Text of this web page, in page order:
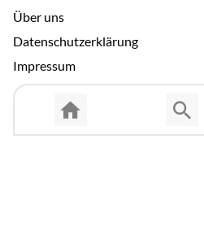
Über uns
Datenschutzerklärung
Impressum
Allgemeine Nutzungsbedingungen